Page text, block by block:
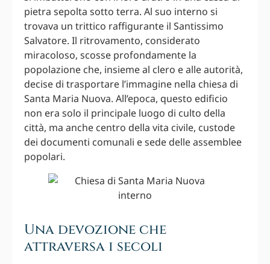
pietra sepolta sotto terra. Al suo interno si
trovava un trittico raffigurante il Santissimo
Salvatore. Il ritrovamento, considerato
miracoloso, scosse profondamente la
popolazione che, insieme al clero e alle autorità,
decise di trasportare l’immagine nella chiesa di
Santa Maria Nuova. All’epoca, questo edificio
non era solo il principale luogo di culto della
città, ma anche centro della vita civile, custode
dei documenti comunali e sede delle assemblee
popolari.
Una devozione che
attraversa i secoli